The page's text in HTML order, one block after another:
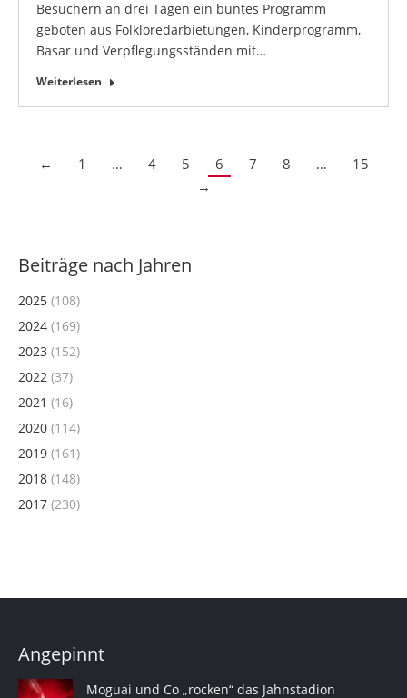
Besuchern an drei Tagen ein buntes Programm
geboten aus Folkloredarbietungen, Kinderprogramm,
Basar und Verpflegungsständen mit…
Weiterlesen
← 1 … 4 5 6 7 8 …
15
→
Beiträge nach Jahren
2025 (108)
2024 (169)
2023 (152)
2022 (37)
2021 (16)
2020 (114)
2019 (161)
2018 (148)
2017 (230)
Angepinnt
Moguai und Co „rocken“ das Jahnstadion